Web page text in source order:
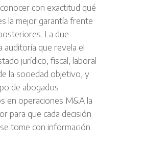
con exactitud qué
la mejor garantía frente
La due
auditoría que revela el
jurídico, fiscal, laboral
la sociedad objetivo, y
de abogados
en operaciones M&A la
para que cada decisión
tome con información